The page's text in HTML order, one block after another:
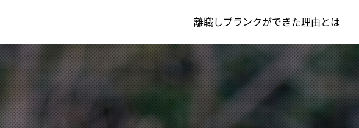
離職しブランクができた理由とは